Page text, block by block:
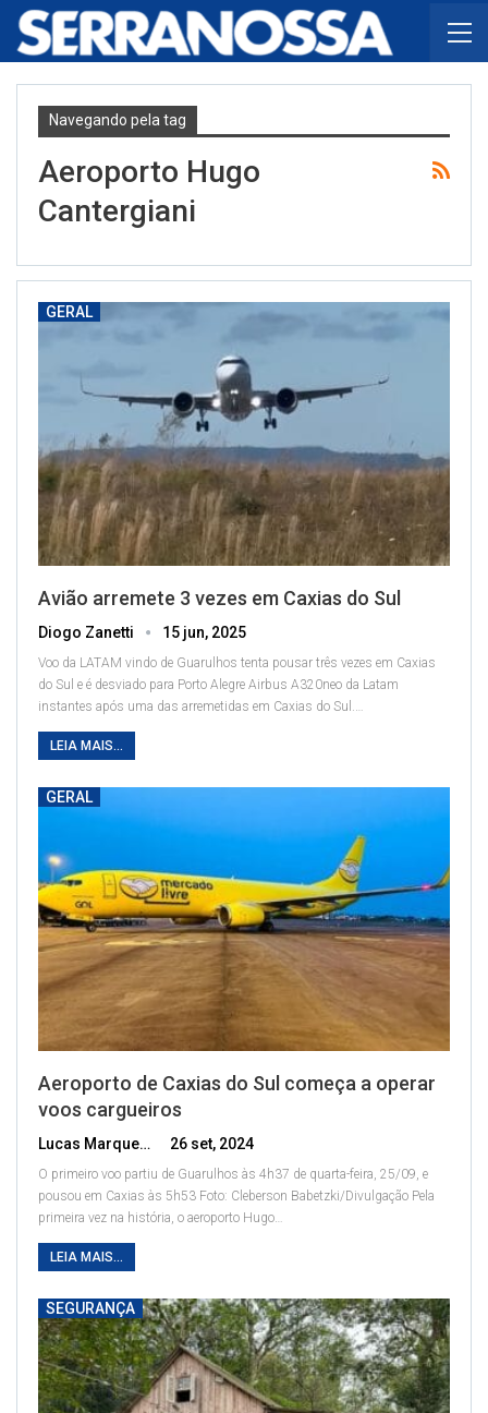
Navegando pela tag
Aeroporto Hugo
Cantergiani
GERAL
Avião arremete 3 vezes em Caxias do Sul
Diogo Zanetti 15 jun, 2025
Voo da LATAM vindo de Guarulhos tenta pousar três vezes em Caxias
do Sul e é desviado para Porto Alegre Airbus A320neo da Latam
instantes após uma das arremetidas em Caxias do Sul.…
LEIA MAIS...
GERAL
Aeroporto de Caxias do Sul começa a operar
voos cargueiros
Lucas Marques 26 set, 2024
O primeiro voo partiu de Guarulhos às 4h37 de quarta-feira, 25/09, e
pousou em Caxias às 5h53 Foto: Cleberson Babetzki/Divulgação Pela
primeira vez na história, o aeroporto Hugo…
LEIA MAIS...
SEGURANÇA